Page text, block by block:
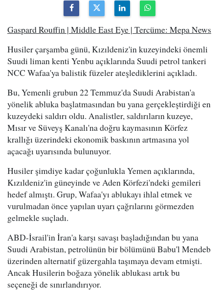
Gaspard Rouffin | Middle East Eye | Tercüme: Mepa News
Husiler çarşamba günü, Kızıldeniz'in kuzeyindeki önemli
Suudi liman kenti Yenbu açıklarında Suudi petrol tankeri
NCC Wafaa'ya balistik füzeler ateşlediklerini açıkladı.
Bu, Yemenli grubun 22 Temmuz'da Suudi Arabistan'a
yönelik abluka başlatmasından bu yana gerçekleştirdiği en
kuzeydeki saldırı oldu. Analistler, saldırıların kuzeye,
Mısır ve Süveyş Kanalı'na doğru kaymasının Körfez
krallığı üzerindeki ekonomik baskının artmasına yol
açacağı uyarısında bulunuyor.
Husiler şimdiye kadar çoğunlukla Yemen açıklarında,
Kızıldeniz'in güneyinde ve Aden Körfezi'ndeki gemileri
hedef almıştı. Grup, Wafaa'yı ablukayı ihlal etmek ve
vurulmadan önce yapılan uyarı çağrılarını görmezden
gelmekle suçladı.
ABD-İsrail'in İran'a karşı savaşı başladığından bu yana
Suudi Arabistan, petrolünün bir bölümünü Babu'l Mendeb
üzerinden alternatif güzergahla taşımaya devam etmişti.
Ancak Husilerin boğaza yönelik ablukası artık bu
seçeneği de sınırlandırıyor.